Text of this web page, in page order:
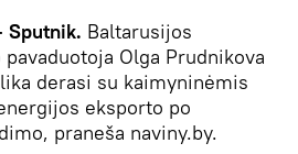
Sputnik. Baltarusijos
Olga Prudnikova
derasi su kaimyninėmis
eksporto po
praneša naviny.by.